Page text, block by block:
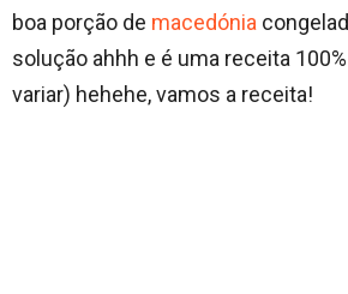
boa porção de macedónia
solução ahhh e é uma receita
variar) hehehe, vamos a receita!